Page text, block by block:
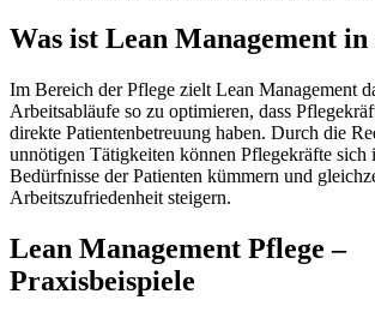
Was ist Lean Management in
Im Bereich der Pflege zielt Lean Management
Arbeitsabläufe so zu optimieren, dass
direkte Patientenbetreuung haben. Durch die
unnötigen Tätigkeiten können Pflegekräfte sich
Bedürfnisse der Patienten kümmern und
Arbeitszufriedenheit steigern.
Lean Management Pflege –
Praxisbeispiele